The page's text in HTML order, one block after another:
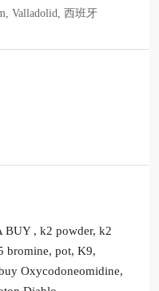
Valladolid, 西班牙
, k2 powder, k2
bromine, pot, K9,
Oxycodoneomidine,